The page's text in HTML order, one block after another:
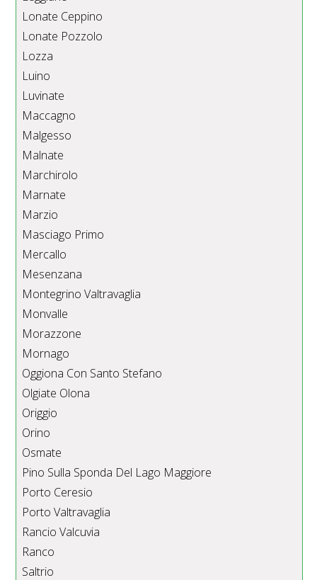
Lonate Ceppino
Lonate Pozzolo
Lozza
Luino
Luvinate
Maccagno
Malgesso
Malnate
Marchirolo
Marnate
Marzio
Masciago Primo
Mercallo
Mesenzana
Montegrino Valtravaglia
Monvalle
Morazzone
Mornago
Oggiona Con Santo Stefano
Olgiate Olona
Origgio
Orino
Osmate
Pino Sulla Sponda Del Lago Maggiore
Porto Ceresio
Porto Valtravaglia
Rancio Valcuvia
Ranco
Saltrio